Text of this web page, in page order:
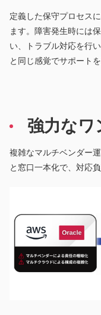
定義した保守プロセス
ます。障害発生時には
い、トラブル対応を行
と同じ感覚でサポート
強力なワ
複雑なマルチベンダー
と窓口一本化で、対応